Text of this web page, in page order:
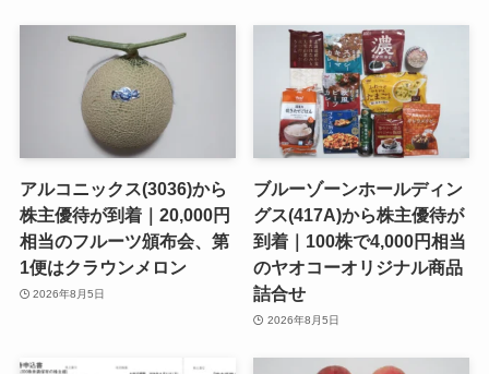
アルコニックス(3036)から
株主優待が到着｜20,000円
相当のフルーツ頒布会、第
1便はクラウンメロン
2026年8月5日
ブルーゾーンホールディン
グス(417A)から株主優待が
到着｜100株で4,000円相当
のヤオコーオリジナル商品
詰合せ
2026年8月5日